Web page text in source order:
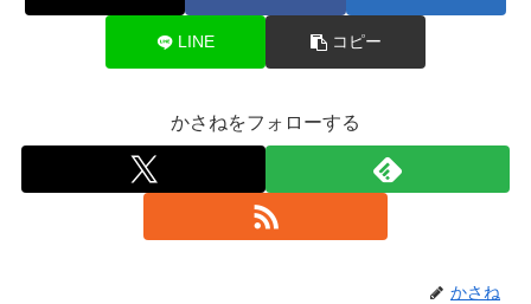
LINE コピー
かさねをフォローする
かさね